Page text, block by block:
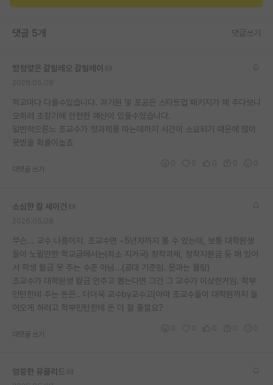
반도체/AI 게시판
장학금/장학생 게시판
커리어
유학교육
반도체 아카데미
댓글 5개 댓글쓰기
방정맞은 갈릴레오 갈릴레이
학교마다 다를수있습니다. 과기원 및 포공은 스타트업 패키지가 꽤 주다보니
오히려 초창기에 안전한 예산이 있을수있습니다.
일반적으론느 조교수가 첫과제를 따는데까지 시간이 소요되기 때문에 많이
못받을 확률이높죠
대댓글 쓰기
소심한 칼 세이건
무슨... 교수 나름이지. 조교수면 ~5년차까지 볼 수 있는데, 보통 대학원생
들이 노릴만한 학교급에서는(최소 지거국) 정착과제, 정착지원금 등 꽤 있어
서 학생 월급 못 주는 수준 아님...(공대 기준임. 문과는 몰랑)
조교수가 대학원생 월급 안주고 뽑는다면 그건 그 교수가 이상한거임. 학부
인턴한테 주는 돈은.. 더더욱 교수by교수고(아마 조교수들이 대학원까지 들
어오게 하려고 학부인턴한테 돈 더 잘 줄껄요?
대댓글 쓰기
엉뚱한 유클리드